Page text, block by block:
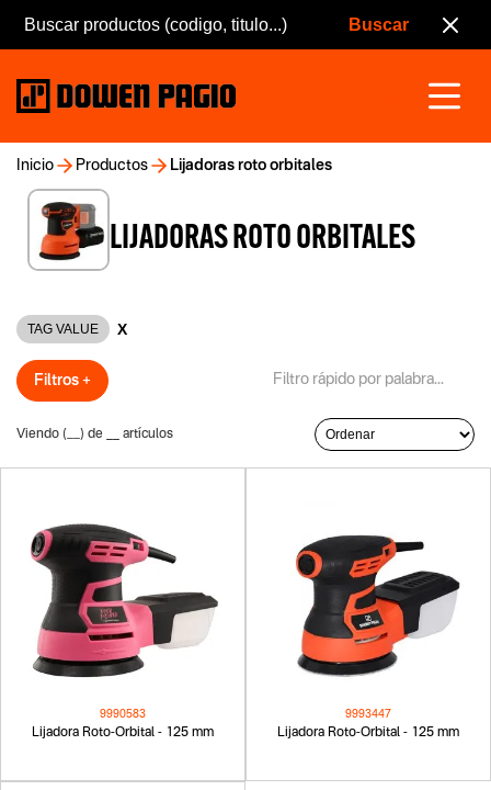
Inicio Productos Lijadoras roto orbitales
LIJADORAS ROTO ORBITALES
TAG VALUE X
Filtros +
Viendo ( ) de artículos
Lijadora Roto-Orbital - 125 mm
9990583
Lijadora Roto-Orbital - 125 mm
9993447